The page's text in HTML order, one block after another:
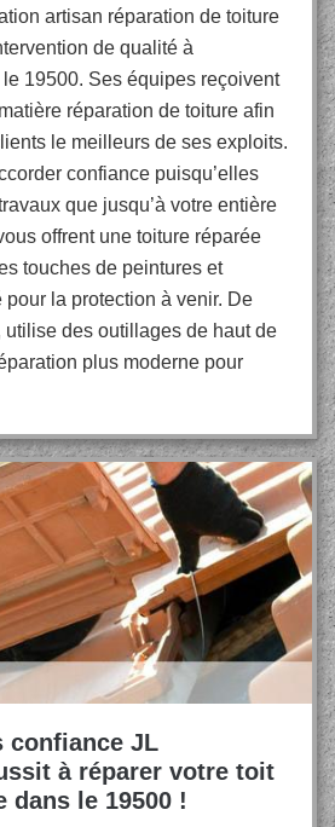
artisan réparation de toiture
de qualité à
19500. Ses équipes reçoivent
réparation de toiture afin
le meilleurs de ses exploits.
confiance puisqu’elles
que jusqu’à votre entière
offrent une toiture réparée
touches de peintures et
la protection à venir. De
utilise des outillages de haut de
plus moderne pour
confiance JL
à réparer votre toit
dans le 19500 !